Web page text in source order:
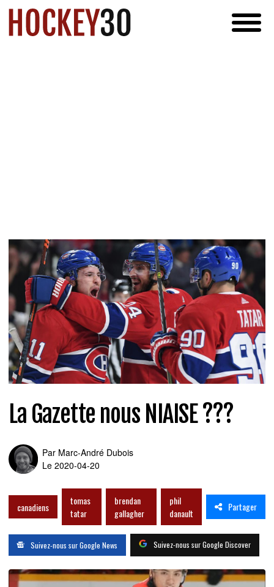
La Gazette nous NIAISE ???
Par Marc-André Dubois
Le 2020-04-20
canadiens
tomas
tatar
brendan
gallagher
phil
danault
Partager
Suivez-nous sur Google News Suivez-nous sur Google Discover